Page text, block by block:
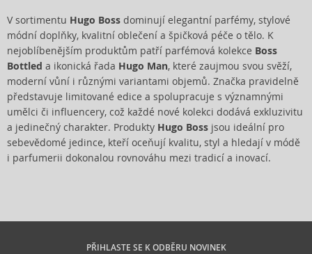
V sortimentu Hugo Boss dominují elegantní parfémy, stylové
módní doplňky, kvalitní oblečení a špičková péče o tělo. K
nejoblíbenějším produktům patří parfémová kolekce Boss
Bottled a ikonická řada Hugo Man, které zaujmou svou svěží,
moderní vůní i různými variantami objemů. Značka pravidelně
představuje limitované edice a spolupracuje s významnými
umělci či influencery, což každé nové kolekci dodává exkluzivitu
a jedinečný charakter. Produkty Hugo Boss jsou ideální pro
sebevědomé jedince, kteří oceňují kvalitu, styl a hledají v módě
i parfumerii dokonalou rovnováhu mezi tradicí a inovací.
PŘIHLASTE SE K ODBĚRU NOVINEK